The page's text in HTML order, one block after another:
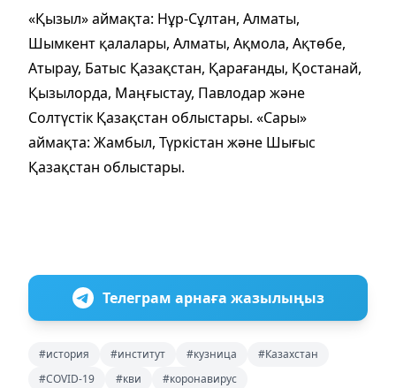
«Қызыл» аймақта: Нұр-Сұлтан, Алматы,
Шымкент қалалары, Алматы, Ақмола, Ақтөбе,
Атырау, Батыс Қазақстан, Қарағанды, Қостанай,
Қызылорда, Маңғыстау, Павлодар және
Солтүстік Қазақстан облыстары. «Сары»
аймақта: Жамбыл, Түркістан және Шығыс
Қазақстан облыстары.
Телеграм арнаға жазылыңыз
#история #институт #кузница
#Казахстан
#COVID-19
#кви #коронавирус